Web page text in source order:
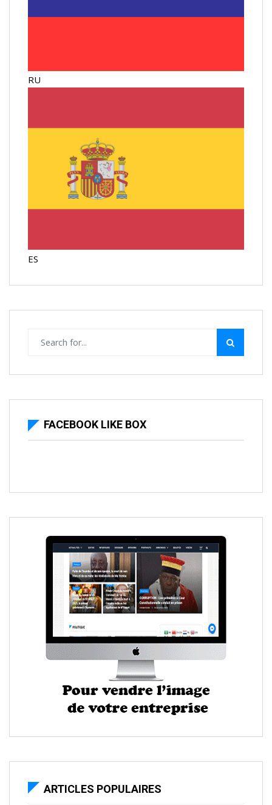
RU
ES
FACEBOOK LIKE BOX
ARTICLES POPULAIRES